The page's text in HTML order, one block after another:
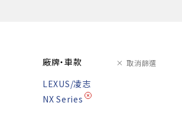
廠牌・車款 取消篩選
LEXUS/凌志
NX Series